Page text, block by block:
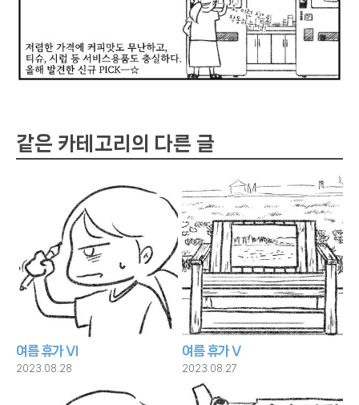
같은 카테고리의 다른 글
여름 휴가 VI
2023.08.28
여름 휴가 V
2023.08.27